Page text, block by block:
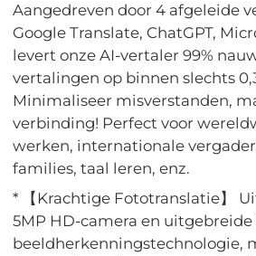
Aangedreven door 4 afgeleide
Google Translate, ChatGPT,
levert onze AI-vertaler 99%
vertalingen op binnen slechts
Minimaliseer misverstanden,
verbinding! Perfect voor
werken, internationale
families, taal leren, enz.
* 【Krachtige Fototranslatie】
5MP HD-camera en uitgebreide
beeldherkenningstechnologie,